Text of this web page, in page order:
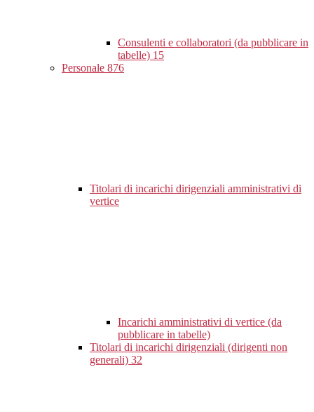
Consulenti e collaboratori (da pubblicare in
tabelle) 15
Personale 876
Titolari di incarichi dirigenziali amministrativi di
vertice
Incarichi amministrativi di vertice (da
pubblicare in tabelle)
Titolari di incarichi dirigenziali (dirigenti non
generali) 32